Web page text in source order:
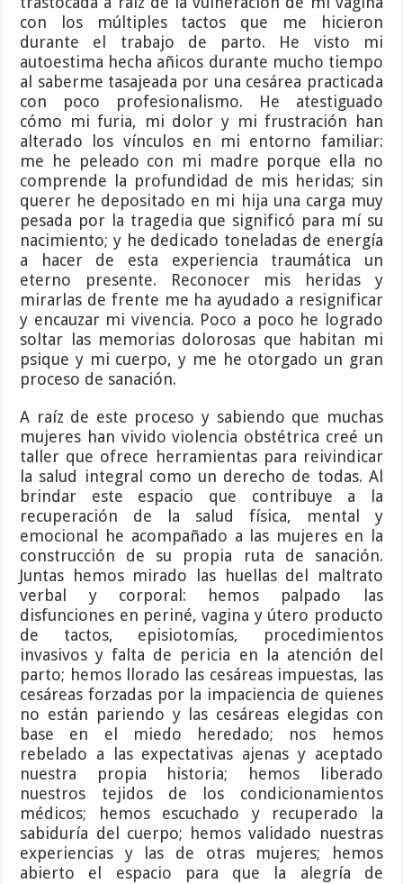
con los múltiples tactos que me hicieron
durante el trabajo de parto. He visto mi
autoestima hecha añicos durante mucho tiempo
al saberme tasajeada por una cesárea practicada
con poco profesionalismo. He atestiguado
cómo mi furia, mi dolor y mi frustración han
alterado los vínculos en mi entorno familiar:
me he peleado con mi madre porque ella no
comprende la profundidad de mis heridas; sin
querer he depositado en mi hija una carga muy
pesada por la tragedia que significó para mí su
nacimiento; y he dedicado toneladas de energía
a hacer de esta experiencia traumática un
eterno presente. Reconocer mis heridas y
mirarlas de frente me ha ayudado a resignificar
y encauzar mi vivencia. Poco a poco he logrado
soltar las memorias dolorosas que habitan mi
psique y mi cuerpo, y me he otorgado un gran
proceso de sanación.
A raíz de este proceso y sabiendo que muchas
mujeres han vivido violencia obstétrica creé un
taller que ofrece herramientas para reivindicar
la salud integral como un derecho de todas. Al
brindar este espacio que contribuye a la
recuperación de la salud física, mental y
emocional he acompañado a las mujeres en la
construcción de su propia ruta de sanación.
Juntas hemos mirado las huellas del maltrato
verbal y corporal: hemos palpado las
disfunciones en periné, vagina y útero producto
de tactos, episiotomías, procedimientos
invasivos y falta de pericia en la atención del
parto; hemos llorado las cesáreas impuestas, las
cesáreas forzadas por la impaciencia de quienes
no están pariendo y las cesáreas elegidas con
base en el miedo heredado; nos hemos
rebelado a las expectativas ajenas y aceptado
nuestra propia historia; hemos liberado
nuestros tejidos de los condicionamientos
médicos; hemos escuchado y recuperado la
sabiduría del cuerpo; hemos validado nuestras
experiencias y las de otras mujeres; hemos
abierto el espacio para que la alegría de